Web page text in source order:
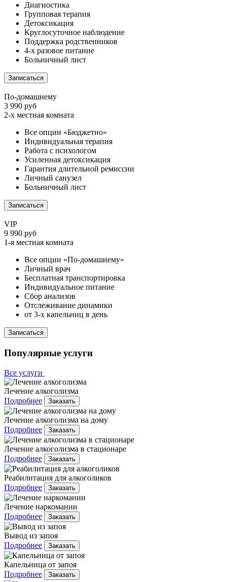
Диагностика
Групповая терапия
Детоксикация
Круглосуточное наблюдение
Поддержка родственников
4-х разовое питание
Больничный лист
Записаться
По-домашнему
3 990 руб
2-х местная комната
Все опции «Бюджетно»
Индивидуальная терапия
Работа с психологом
Усиленная детоксикация
Гарантия длительной ремиссии
Личный санузел
Больничный лист
Записаться
VIP
9 990 руб
1-я местная комната
Все опции «По-домашнему»
Личный врач
Бесплатная транспортировка
Индивидуальное питание
Сбор анализов
Отслеживание динамики
от 3-х капельниц в день
Записаться
Популярные услуги
Все услуги
Лечение алкоголизма
Подробнее
Заказать
Лечение алкоголизма на дому
Подробнее
Заказать
Лечение алкоголизма в стационаре
Подробнее
Заказать
Реабилитация для алкоголиков
Подробнее
Заказать
Лечение наркомании
Подробнее
Заказать
Вывод из запоя
Подробнее
Заказать
Капельница от запоя
Подробнее
Заказать